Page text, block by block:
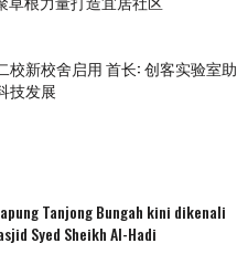
校新校舍启用 首长: 创客实验室助
技发展
Tanjong Bungah kini dikenali
Syed Sheikh Al-Hadi